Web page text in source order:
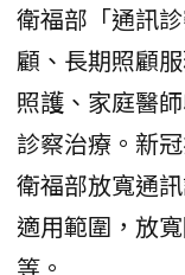
衛福部「通訊
顧、長期照顧
照護、家庭醫
診察治療。新
衛福部放寬通
適用範圍，放
等。